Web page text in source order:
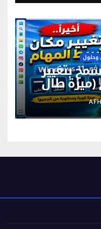
وحلول
ويندوز 11 يسمح بتغيير
طال